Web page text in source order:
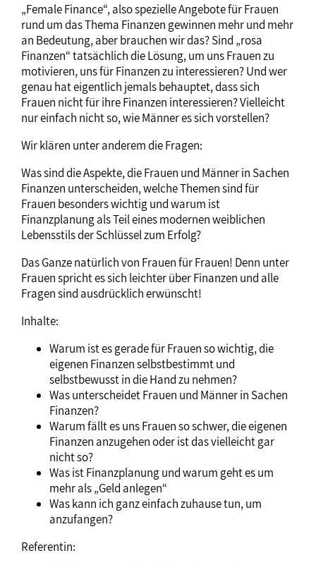
„Female Finance“, also spezielle Angebote für Frauen
rund um das Thema Finanzen gewinnen mehr und mehr
an Bedeutung, aber brauchen wir das? Sind „rosa
Finanzen“ tatsächlich die Lösung, um uns Frauen zu
motivieren, uns für Finanzen zu interessieren? Und wer
genau hat eigentlich jemals behauptet, dass sich
Frauen nicht für ihre Finanzen interessieren? Vielleicht
nur einfach nicht so, wie Männer es sich vorstellen?
Wir klären unter anderem die Fragen:
Was sind die Aspekte, die Frauen und Männer in Sachen
Finanzen unterscheiden, welche Themen sind für
Frauen besonders wichtig und warum ist
Finanzplanung als Teil eines modernen weiblichen
Lebensstils der Schlüssel zum Erfolg?
Das Ganze natürlich von Frauen für Frauen! Denn unter
Frauen spricht es sich leichter über Finanzen und alle
Fragen sind ausdrücklich erwünscht!
Inhalte:
Warum ist es gerade für Frauen so wichtig, die
eigenen Finanzen selbstbestimmt und
selbstbewusst in die Hand zu nehmen?
Was unterscheidet Frauen und Männer in Sachen
Finanzen?
Warum fällt es uns Frauen so schwer, die eigenen
Finanzen anzugehen oder ist das vielleicht gar
nicht so?
Was ist Finanzplanung und warum geht es um
mehr als „Geld anlegen“
Was kann ich ganz einfach zuhause tun, um
anzufangen?
Referentin: